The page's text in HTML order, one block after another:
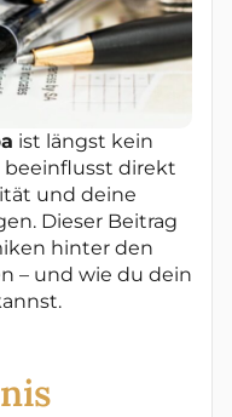
ist längst kein
beeinflusst direkt
und deine
Dieser Beitrag
hinter den
– und wie du dein